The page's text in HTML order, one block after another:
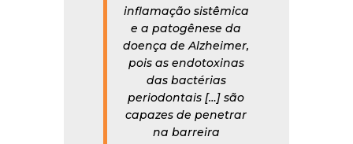
inflamação sistêmica
e a patogênese da
doença de Alzheimer,
pois as endotoxinas
das bactérias
periodontais […] são
capazes de penetrar
na barreira